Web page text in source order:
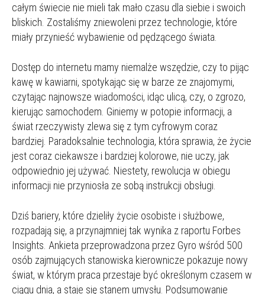
całym świecie nie mieli tak mało czasu dla siebie i swoich
bliskich. Zostaliśmy zniewoleni przez technologie, które
miały przynieść wybawienie od pędzącego świata.
Dostęp do internetu mamy niemalże wszędzie, czy to pijąc
kawę w kawiarni, spotykając się w barze ze znajomymi,
czytając najnowsze wiadomości, idąc ulicą, czy, o zgrozo,
kierując samochodem. Giniemy w potopie informacji, a
świat rzeczywisty zlewa się z tym cyfrowym coraz
bardziej. Paradoksalnie technologia, która sprawia, że życie
jest coraz ciekawsze i bardziej kolorowe, nie uczy, jak
odpowiednio jej używać. Niestety, rewolucja w obiegu
informacji nie przyniosła ze sobą instrukcji obsługi.
Dziś bariery, które dzieliły życie osobiste i służbowe,
rozpadają się, a przynajmniej tak wynika z raportu Forbes
Insights. Ankieta przeprowadzona przez Gyro wśród 500
osób zajmujących stanowiska kierownicze pokazuje nowy
świat, w którym praca przestaje być określonym czasem w
ciągu dnia, a staje się stanem umysłu. Podsumowanie